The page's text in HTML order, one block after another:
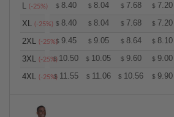
L (-25%) $ 8.40 $ 8.04 $ 7.68 $ 7.20
XL (-25%) $ 8.40 $ 8.04 $ 7.68 $ 7.20
2XL (-25%)$ 9.45 $ 9.05 $ 8.64 $ 8.10
3XL (-25%)$ 10.50 $ 10.05 $ 9.60 $ 9.00
4XL (-25%)
$ 11.55 $ 11.06 $ 10.56 $ 9.90